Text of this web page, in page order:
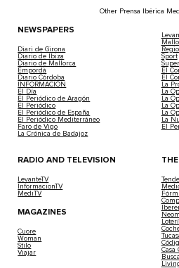
Other Prensa Ibérica
NEWSPAPERS
Diari de Girona
Diario de Ibiza
Diario de Mallorca
Empordà
Diario Córdoba
INFORMACIÓN
El Día
El Periódico de Aragón
El Periódico
El Periódico de España
El Periódico Mediterráneo
Faro de Vigo
La Crónica de Badajoz
Sport
El
El
La
La
La
La
La
La
El
RADIO AND TELEVISION
LevanteTV
InformacionTV
MediTV
MAGAZINES
Cuore
Woman
Stilo
Viajar
Casa